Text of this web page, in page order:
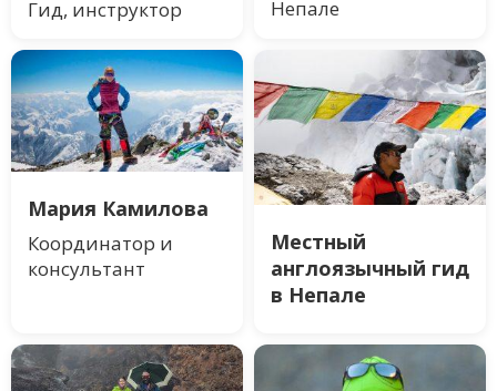
Гид, инструктор
Непале
Мария Камилова
Координатор и
консультант
Местный
англоязычный гид
в Непале